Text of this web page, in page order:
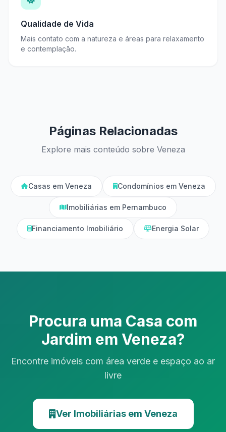
Qualidade de Vida
Mais contato com a natureza e áreas para relaxamento
e contemplação.
Páginas Relacionadas
Explore mais conteúdo sobre Veneza
Casas em Veneza Condomínios em Veneza
Imobiliárias em Pernambuco
Financiamento Imobiliário Energia Solar
Procura uma Casa com
Jardim em Veneza?
Encontre imóveis com área verde e espaço ao ar
livre
Ver Imobiliárias em Veneza